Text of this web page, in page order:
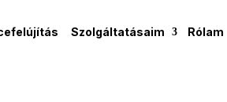
Szolgáltatásaim Rólam